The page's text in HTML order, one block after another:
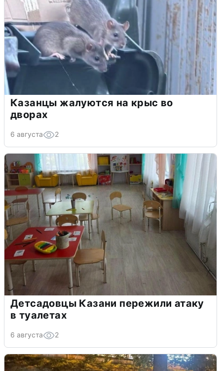
Казанцы жалуются на крыс во
дворах
6 августа 2
Детсадовцы Казани пережили атаку
в туалетах
6 августа 2